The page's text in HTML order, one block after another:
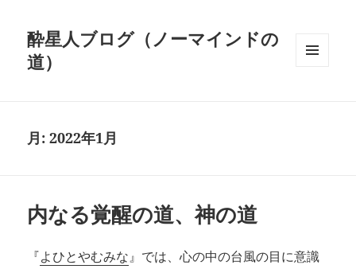
酔星人ブログ（ノーマインドの
道）
月:2022年1月
内なる覚醒の道、神の道
『よひとやむみな』では、心の中の台風の目に意識